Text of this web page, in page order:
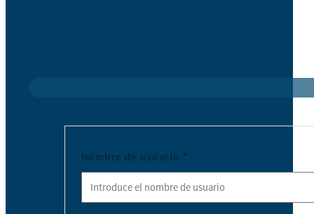
Nombre de usuario *